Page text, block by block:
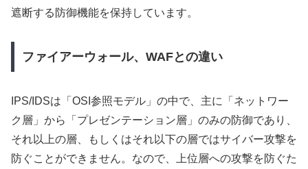
遮断する防御機能を保持しています。
ファイアーウォール、WAFとの違い
IPS/IDSは「OSI参照モデル」の中で、主に「ネットワー
ク層」から「プレゼンテーション層」のみの防御であり、
それ以上の層、もしくはそれ以下の層ではサイバー攻撃を
防ぐことができません。なので、上位層への攻撃を防ぐた